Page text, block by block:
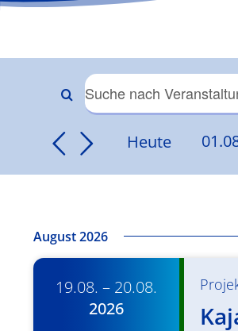
Suche
Ansichten,
Navigation
Bitte
eingeben.
Schlüsselwort.
Heute
August 2026
19.08. – 20.08.
2026